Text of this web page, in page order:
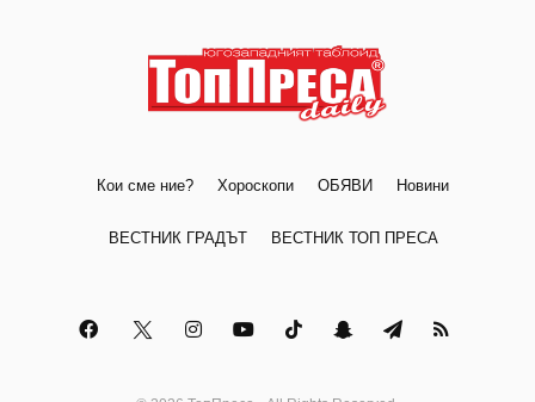
Кои сме ние? Хороскопи ОБЯВИ Новини
ВЕСТНИК ГРАДЪТ ВЕСТНИК ТОП ПРЕСА